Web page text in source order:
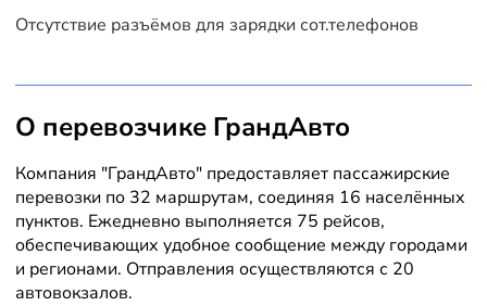
Отсутствие разъёмов для зарядки сот.телефонов
О перевозчике ГрандАвто
Компания "ГрандАвто" предоставляет пассажирские
перевозки по 32 маршрутам, соединяя 16 населённых
пунктов. Ежедневно выполняется 75 рейсов,
обеспечивающих удобное сообщение между городами
и регионами. Отправления осуществляются с 20
автовокзалов.